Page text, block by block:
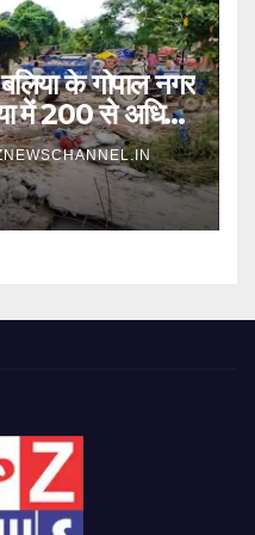
के गोपाल नगर
में 200 से अधिक